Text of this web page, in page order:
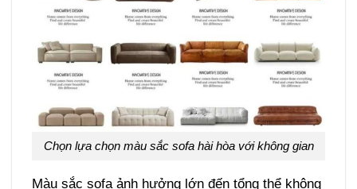
Chọn lựa chọn màu sắc sofa hài hòa với không gian
Màu sắc sofa ảnh hưởng lớn đến tổng thể không